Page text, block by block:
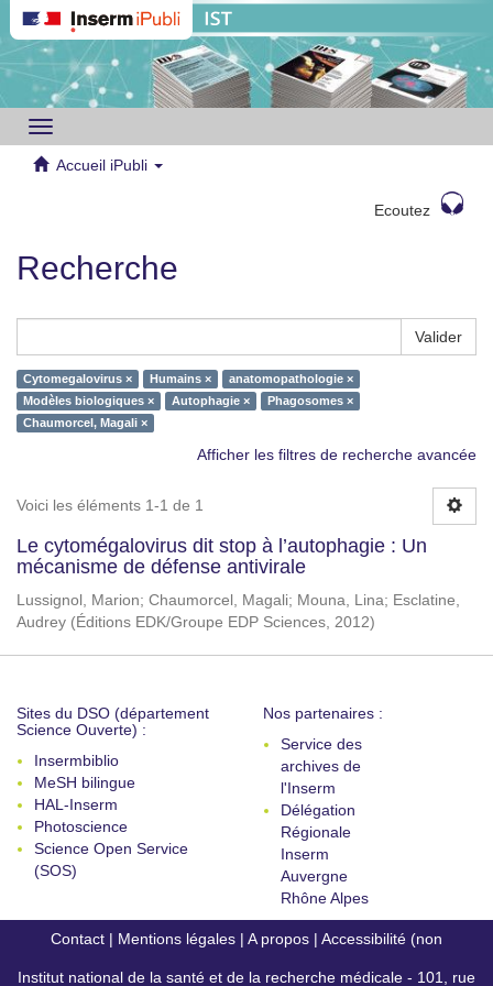
Toggle
navigation
Accueil iPubli
Ecoutez
Recherche
Valider
Cytomegalovirus × Humains ×
anatomopathologie ×
Modèles biologiques ×
Autophagie ×
Phagosomes ×
Chaumorcel, Magali ×
Afficher les filtres de recherche avancée
Voici les éléments 1-1 de 1
Le cytomégalovirus dit stop à l’autophagie : Un
mécanisme de défense antivirale
Lussignol, Marion; Chaumorcel, Magali; Mouna, Lina; Esclatine,
Audrey (Éditions EDK/Groupe EDP Sciences, 2012)
Sites du DSO (département
Science Ouverte) :
Insermbiblio
MeSH bilingue
HAL-Inserm
Photoscience
Science Open Service
(SOS)
Nos partenaires :
Service des
archives de
l'Inserm
Délégation
Régionale
Inserm
Auvergne
Rhône Alpes
Contact | Mentions légales | A propos | Accessibilité (non
conforme)
Institut national de la santé et de la recherche médicale - 101, rue